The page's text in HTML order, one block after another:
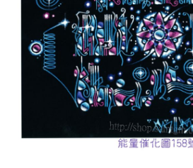
郵局幫你送（離島）
每筆NT$80，滿NT$3,000(含以上)免運費
付款後門市自取